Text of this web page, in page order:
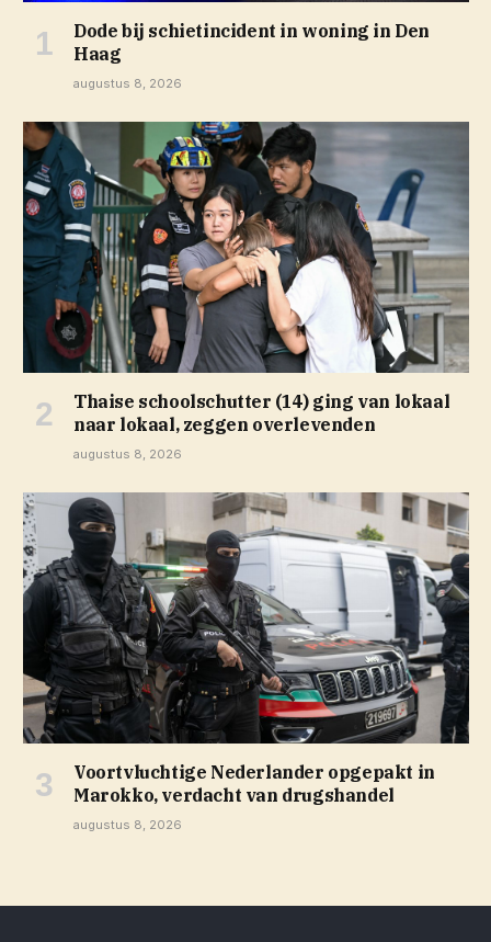
Dode bij schietincident in woning in Den
Haag
augustus 8, 2026
Thaise schoolschutter (14) ging van lokaal
naar lokaal, zeggen overlevenden
augustus 8, 2026
Voortvluchtige Nederlander opgepakt in
Marokko, verdacht van drugshandel
augustus 8, 2026